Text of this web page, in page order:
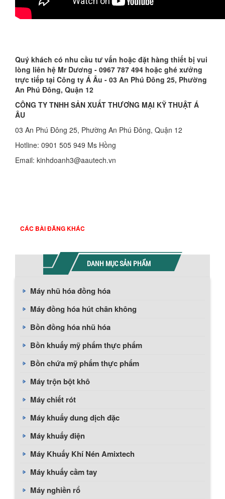
Quý khách có nhu cầu tư vấn hoặc đặt hàng thiết bị vui
lòng liên hệ Mr Dương - 0967 787 494 hoặc ghé xưởng
trực tiếp tại Công ty Á Âu - 03 An Phú Đông 25, Phường
An Phú Đông, Quận 12
CÔNG TY TNHH SẢN XUẤT THƯƠNG MẠI KỸ THUẬT Á
ÂU
03 An Phú Đông 25, Phường An Phú Đông, Quận 12
Hotline: 0901 505 949 Ms Hồng
Email: kinhdoanh3@aautech.vn
CÁC BÀI ĐĂNG KHÁC
DANH MỤC SẢN PHẨM
Máy nhũ hóa đồng hóa
Máy đồng hóa hút chân không
Bồn đồng hóa nhũ hóa
Bồn khuấy mỹ phẩm thực phẩm
Bồn chứa mỹ phẩm thực phẩm
Máy trộn bột khô
Máy chiết rót
Máy khuấy dung dịch đặc
Máy khuấy điện
Máy Khuấy Khí Nén Amixtech
Máy khuấy cầm tay
Máy nghiền rổ